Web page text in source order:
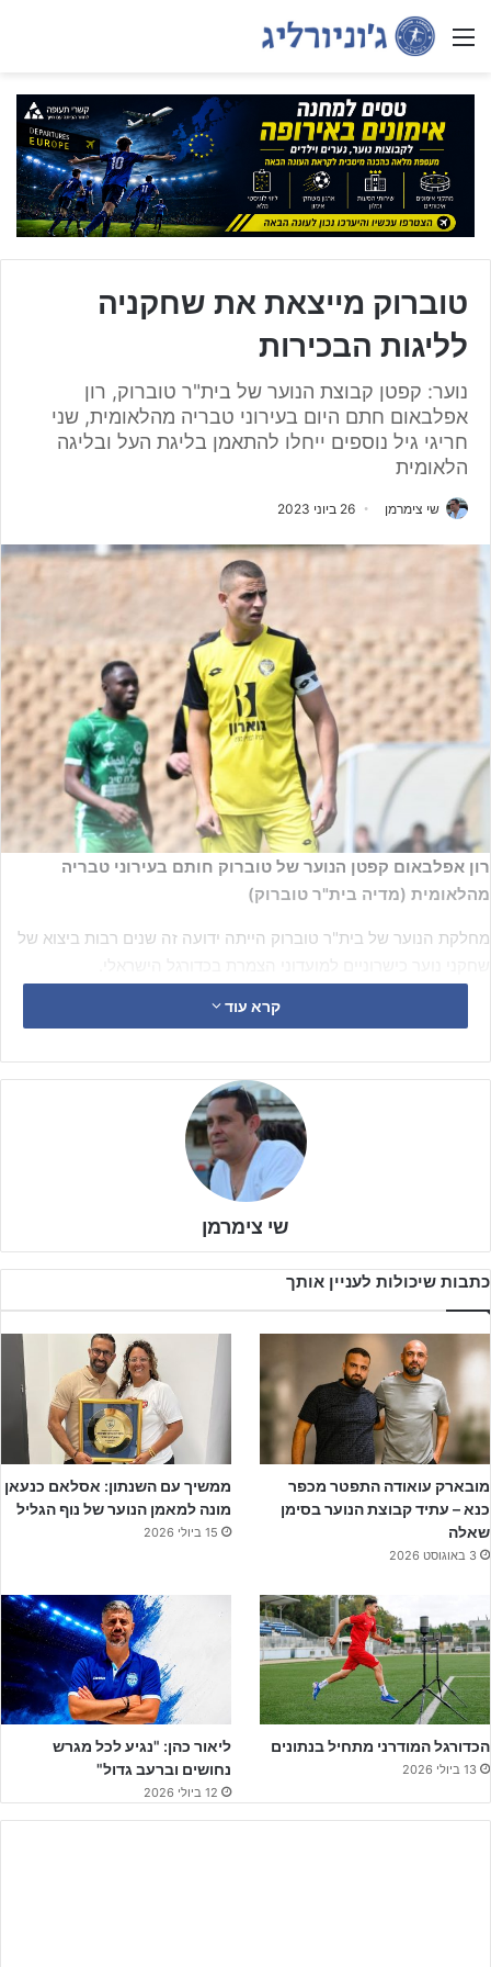
Menu
טוברוק מייצאת את שחקניה
לליגות הבכירות
נוער: קפטן קבוצת הנוער של בית"ר טוברוק, רון
אפלבאום חתם היום בעירוני טבריה מהלאומית, שני
חריגי גיל נוספים ייחלו להתאמן בליגת העל ובליגה
הלאומית
שי צימרמן 26 ביוני 2023
רון אפלבאום קפטן הנוער של טוברוק חותם בעירוני טבריה
מהלאומית (מדיה בית"ר טוברוק)
מחלקת הנוער של בית"ר טוברוק הייתה ידועה זה שנים רבות ביצוא של
מקומות אחרונים לקיץ, להזמנות- 054-5451746
המועדון הנתנייתי אשר בשנתיים האחרונות נמצא בעיצומו של תהליך
נהדרת לקידום שחקני נוער, לאחר שהיום סוכמה עסקת העברתו של
קשרה המצטיין של קבוצת הנוער,
רון אפלבאום, למועדון הכדורגל עירוני
טבריה אשר קבוצת הבוגרים שלו סיימה במקום השלישי בליגה הלאומית
קרא עוד
שי צימרמן
כתבות שיכולות לעניין אותך
מובארק עואודה התפטר מכפר
כנא – עתיד קבוצת הנוער בסימן
שאלה
3 באוגוסט 2026
ממשיך עם השנתון: אסלאם כנעאן
מונה למאמן הנוער של נוף הגליל
15 ביולי 2026
הכדורגל המודרני מתחיל בנתונים
13 ביולי 2026
ליאור כהן: "נגיע לכל מגרש
נחושים וברעב גדול"
12 ביולי 2026